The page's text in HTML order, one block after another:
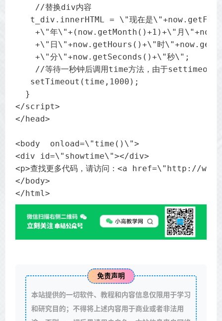
    //替换div内容
t_div.innerHTML = \"现在是
+\"年\"+(now.getMonth()+1)+\"月
+\"日\"+now.getHours()+\"时
    +\"分\"+now.getSeconds()+\"秒\";
//等待一秒钟后调用time方法，由于settimeout
   setTimeout(time,1000);
  }
</script>
</head>
<body  onload=\"time()\">
<div id=\"showtime\"></div>
<p>查找更多代码，请访问：<a href=\"http://
</body>
</html>
免责声明
本站提供的一切软件、教程和内容信息仅限用于学习
和研究目的；不得将上述内容用于商业或者非法用